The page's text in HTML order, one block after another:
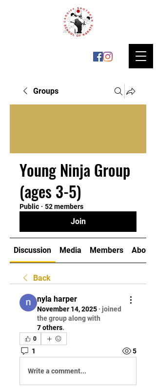
Groups
Young Ninja Group
(ages 3-5)
Public · 52 members
Join
Discussion Media Members About
Back
nyla harper
November 14, 2025 · joined
the group along with
7 others.
0
1 5
Write a comment...